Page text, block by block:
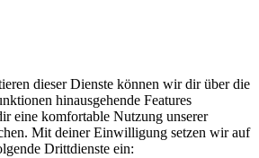
dieser Dienste können wir dir über die
hinausgehende Features
eine komfortable Nutzung unserer
Mit deiner Einwilligung setzen wir auf
Drittdienste ein: